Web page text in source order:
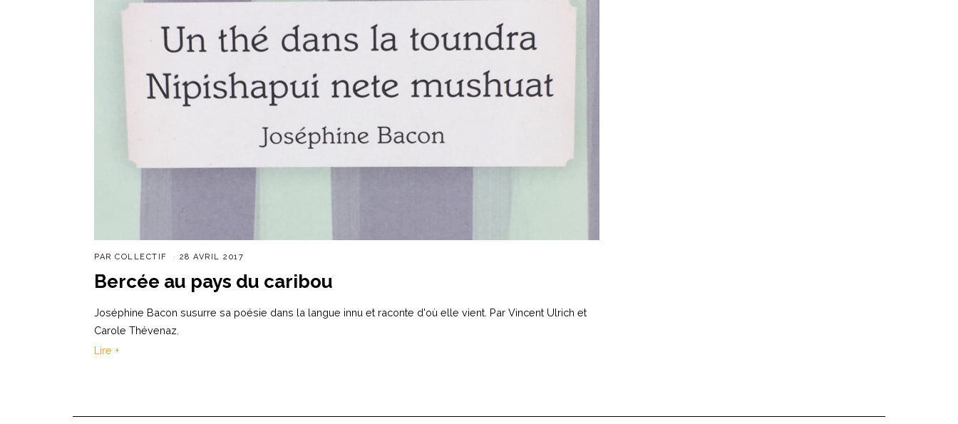
PAR COLLECTIF 28 AVRIL 2017
Bercée au pays du caribou
Joséphine Bacon susurre sa poésie dans la langue innu et raconte d'où elle vient. Par Vincent Ulrich et
Carole Thévenaz.
Lire +